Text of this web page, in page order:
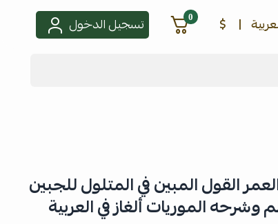
|
$
0 تسجيل الدخول
القول المبين في المتلول للجبين
الموريات ألغاز في العربية